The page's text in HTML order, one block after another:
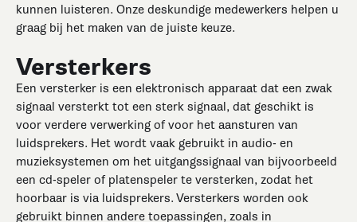
kunnen luisteren. Onze deskundige medewerkers helpen u
graag bij het maken van de juiste keuze.
Versterkers
Een versterker is een elektronisch apparaat dat een zwak
signaal versterkt tot een sterk signaal, dat geschikt is
voor verdere verwerking of voor het aansturen van
luidsprekers. Het wordt vaak gebruikt in audio- en
muzieksystemen om het uitgangssignaal van bijvoorbeeld
een cd-speler of platenspeler te versterken, zodat het
hoorbaar is via luidsprekers. Versterkers worden ook
gebruikt binnen andere toepassingen, zoals in